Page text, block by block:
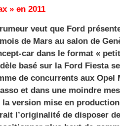
» en 2011
veut que Ford
de Mars au salon de
car dans le format «
basé sur la Ford Fiesta
de concurrents aux Opel
et dans une moindre
la version mise en
l’originalité de disposer